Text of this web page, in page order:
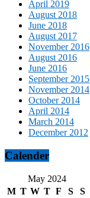
April 2019
August 2018
June 2018
August 2017
November 2016
August 2016
June 2016
September 2015
November 2014
October 2014
April 2014
March 2014
December 2012
Calender
May 2024
M T W T F S
S